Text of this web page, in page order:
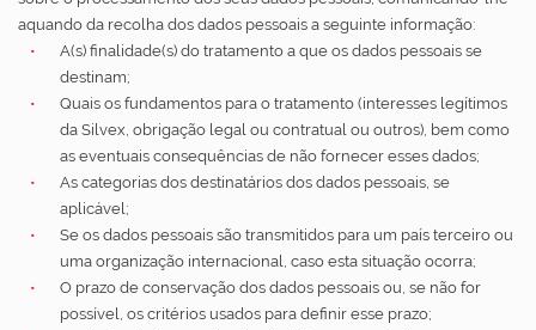
aquando da recolha dos dados pessoais a seguinte informação:
A(s) finalidade(s) do tratamento a que os dados pessoais se
destinam;
Quais os fundamentos para o tratamento (interesses legítimos
da Silvex, obrigação legal ou contratual ou outros), bem como
as eventuais consequências de não fornecer esses dados;
As categorias dos destinatários dos dados pessoais, se
aplicável;
Se os dados pessoais são transmitidos para um país terceiro ou
uma organização internacional, caso esta situação ocorra;
O prazo de conservação dos dados pessoais ou, se não for
possível, os critérios usados para definir esse prazo;